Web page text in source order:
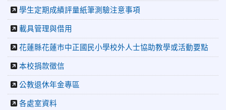
2026-04-27
榮譽
賀 本校籃球隊參加115年花蓮縣縣長盃籃
球錦標賽 榮獲亞軍！
2026-04-09
公告
賀! 本校中正國小115年度(1~3年級)健康
促進繪畫比賽優勝名單
2026-04-08
榮譽
2026-07-23 榮譽
115年度花蓮縣第七屆太平洋盃X華紙公
益盃PTWA全國自走車競賽AI素養競賽榮獲銅牌
學生定期成績評量紙筆測驗注意事項
載具管理與借用
花蓮縣花蓮市中正國民小學校外人士協助教學或活動要點
本校捐款徵信
公教退休年金專區
各處室資料